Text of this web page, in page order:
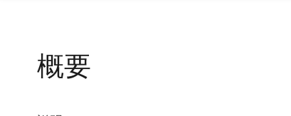
概要